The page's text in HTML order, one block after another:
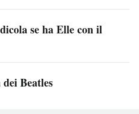
se ha Elle con il
Beatles